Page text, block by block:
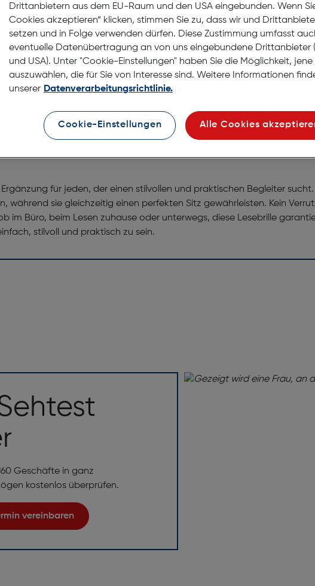
Lagernd
Nach
4 +1.00
für jeden, der einen stilvollen und praktischen Begleiter
während sie gleichzeitig einen perfekten Sitz gewährleisten. Kein
im Büro, beim Lesen zuhause oder unterwegs, diese Lesebrille
stilvoll und praktisch zu sein.
Geschäfte in ganz
kostenlos überprüfen.
vereinbaren
Drittanbietern aus dem EU-Raum und den USA eingebunden. Wenn
Cookies akzeptieren“ klicken, stimmen Sie zu, dass wir und
setzen und in Folge verwenden dürfen. Diese Zustimmung umfasst
eventuelle Datenübertragung an von uns eingebundene Drittanbieter
und USA). Unter "Cookie-Einstellungen" haben Sie die Möglichkeit,
auszuwählen, die für Sie von Interesse sind. Weitere Informationen
unserer Datenverarbeitungsrichtlinie.
Cookie-Einstellungen Alle Cookies